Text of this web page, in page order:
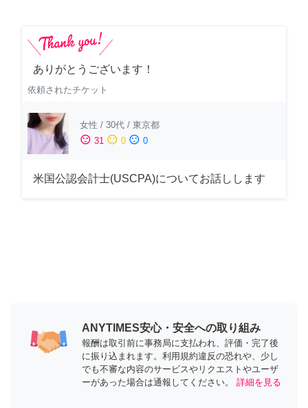
ありがとうございます！
依頼されたチケット
女性 / 30代 / 東京都
sentiment_satisfied 31 sentiment_neutral 0 sentiment_dissatisfied 0
米国公認会計士(USCPA)についてお話しします
ANYTIMES安心・安全への取り組み
報酬は取引前に事務局に支払われ、評価・完了後
に振り込まれます。利用規約違反の恐れや、少し
でも不審な内容のサービスやリクエストやユーザ
ーがあった場合は通報してください。
詳細を見る